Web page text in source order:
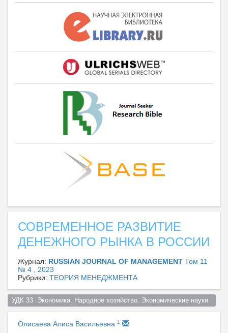
СОВРЕМЕННОЕ РАЗВИТИЕ
ДЕНЕЖНОГО РЫНКА В РОССИИ
Журнал: RUSSIAN JOURNAL OF MANAGEMENT Том 11
№ 4 , 2023
Рубрики: ТЕОРИЯ МЕНЕДЖМЕНТА
УДК 33  Экономика. Народное хозяйство. Экономические науки
Олисаева Алиса Васильевна 1